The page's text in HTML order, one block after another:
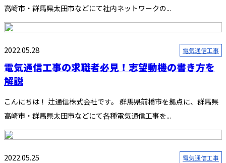
高崎市・群馬県太田市などにて社内ネットワークの...
2022.05.28 電気通信工事
電気通信工事の求職者必見！志望動機の書き方を
解説
こんにちは！ 辻通信株式会社です。 群馬県前橋市を拠点に、群馬県
高崎市・群馬県太田市などにて各種電気通信工事を...
2022.05.25 電気通信工事